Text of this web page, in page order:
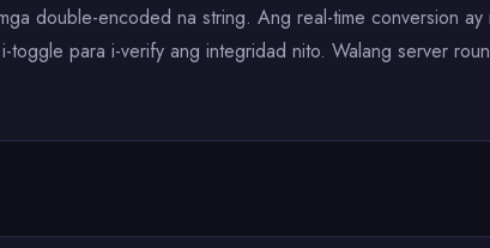
double-encoded na string. Ang real-time conversion ay
para i-verify ang integridad nito. Walang server